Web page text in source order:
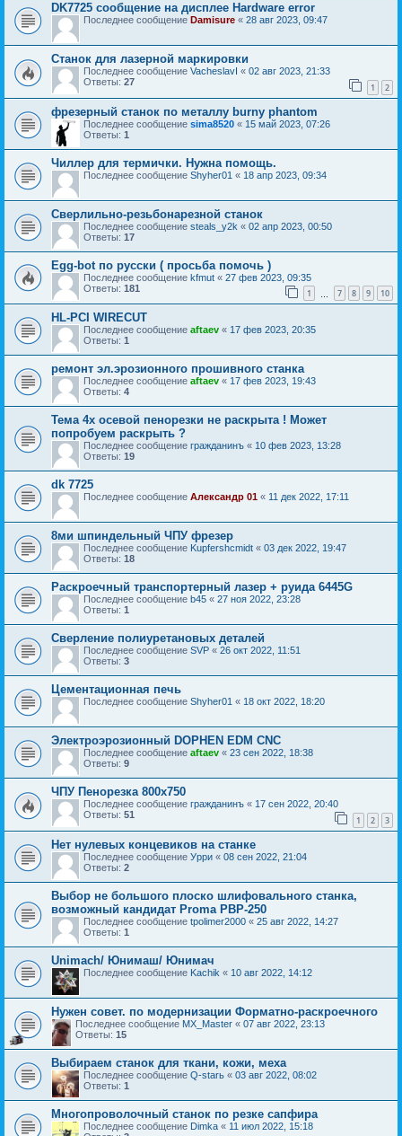
DK7725 сообщение на дисплее Hardware error
Последнее сообщение Damisure « 28 авг 2023, 09:47
Станок для лазерной маркировки
Последнее сообщение VacheslavI « 02 авг 2023, 21:33
Ответы: 27 1 2
фрезерный станок по металлу burny phantom
Последнее сообщение sima8520 « 15 май 2023, 07:26
Ответы: 1
Чиллер для термички. Нужна помощь.
Последнее сообщение Shyher01 « 18 апр 2023, 09:34
Сверлильно-резьбонарезной станок
Последнее сообщение steals_y2k « 02 апр 2023, 00:50
Ответы: 17
Egg-bot по русски ( просьба помочь )
Последнее сообщение kfmut « 27 фев 2023, 09:35
Ответы: 181 1 7 8 9 10
HL-PCI WIRECUT
Последнее сообщение aftaev « 17 фев 2023, 20:35
Ответы: 1
ремонт эл.эрозионного прошивного станка
Последнее сообщение aftaev « 17 фев 2023, 19:43
Ответы: 4
Тема 4х осевой пенорезки не раскрыта ! Может
попробуем раскрыть ?
Последнее сообщение гражданинъ « 10 фев 2023, 13:28
Ответы: 19
dk 7725
Последнее сообщение Александр 01 « 11 дек 2022, 17:11
8ми шпиндельный ЧПУ фрезер
Последнее сообщение Kupfershcmidt « 03 дек 2022, 19:47
Ответы: 18
Раскроечный транспортерный лазер + руида 6445G
Последнее сообщение b45 « 27 ноя 2022, 23:28
Ответы: 1
Сверление полиуретановых деталей
Последнее сообщение SVP « 26 окт 2022, 11:51
Ответы: 3
Цементационная печь
Последнее сообщение Shyher01 « 18 окт 2022, 18:20
Электроэрозионный DOPHEN EDM CNC
Последнее сообщение aftaev « 23 сен 2022, 18:38
Ответы: 9
ЧПУ Пенорезка 800х750
Последнее сообщение гражданинъ « 17 сен 2022, 20:40
Ответы: 51 1 2 3
Нет нулевых концевиков на станке
Последнее сообщение Урри « 08 сен 2022, 21:04
Ответы: 2
Выбор не большого плоско шлифовального станка,
возможный кандидат Proma PBP-250
Последнее сообщение tpolimer2000 « 25 авг 2022, 14:27
Ответы: 1
Unimach/ Юнимаш/ Юнимач
Последнее сообщение Kachik « 10 авг 2022, 14:12
Нужен совет. по модернизации Форматно-раскроечного
Последнее сообщение MX_Master « 07 авг 2022, 23:13
Ответы: 15
Выбираем станок для ткани, кожи, меха
Последнее сообщение Q-starь « 03 авг 2022, 08:02
Ответы: 1
Многопроволочный станок по резке сапфира
Последнее сообщение Dimka « 11 июл 2022, 15:18